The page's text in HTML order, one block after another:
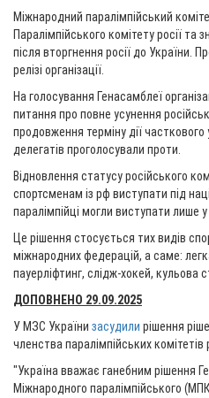
Міжнародний паралімпійський
Паралімпійського комітету росії
після вторгнення росії до України.
релізі організації.
На голосування Генасамблеї
питання про повне усунення
продовження терміну дії
делегатів проголосували проти.
Відновлення статусу російського
спортсменам із рф виступати під
паралімпійці могли виступати лише
Це рішення стосується тих видів
міжнародних федерацій, а саме:
пауерліфтинг, слідж-хокей, кульова
ДОПОВНЕНО 29.09.2025
У МЗС України засудили рішення
членства паралімпійських комітетів
"Україна вважає ганебним рішення
Міжнародного паралімпійського